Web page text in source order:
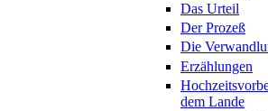
Das Urteil
Der Prozeß
Die
Erzählungen
dem Lande